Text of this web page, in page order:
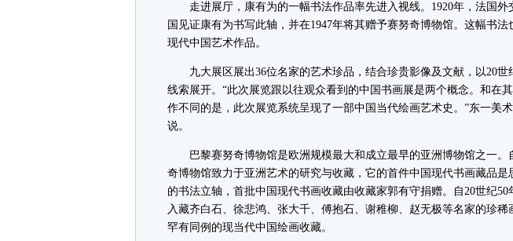
走进展厅，康有为的一幅书法作品率先进入视线。1920年，法国外
国见证康有为书写此轴，并在1947年将其赠予赛努奇博物馆。这幅书法
现代中国艺术作品。
九大展区展出36位名家的艺术珍品，结合珍贵影像及文献，以20世
线索展开。“此次展览跟以往观众看到的中国书画展是两个概念。和在
作不同的是，此次展览系统呈现了一部中国当代绘画艺术史。”东一美
说。
巴黎赛努奇博物馆是欧洲规模最大和成立最早的亚洲博物馆之一。
奇博物馆致力于亚洲艺术的研究与收藏，它的首件中国现代书画藏品是
的书法立轴，首批中国现代书画收藏由收藏家郭有守捐赠。自20世纪
入藏齐白石、徐悲鸿、张大千、傅抱石、谢稚柳、赵无极等名家的珍稀
罕有同例的现当代中国绘画收藏。